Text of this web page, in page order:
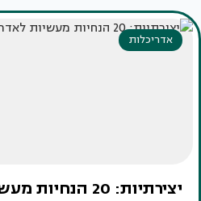
אדריכלות
יצירתיות: 20 הנחיות מעשיות לאדריכלים